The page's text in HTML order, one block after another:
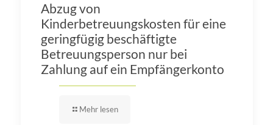
Abzug von
Kinderbetreuungskosten für eine
geringfügig beschäftigte
Betreuungsperson nur bei
Zahlung auf ein Empfängerkonto
Mehr lesen